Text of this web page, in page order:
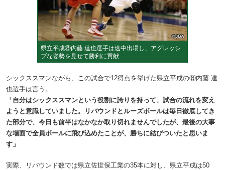
県立平成⑧内藤 達也選手は途中出場し、アグレッシ
ブな姿勢を見せて勝利に貢献
シックススマンながら、この試合で12得点を挙げた県立平成の⑧内藤 達
也選手は言う。
「自分はシックススマンという役割に誇りを持って、試合の流れを変え
ようと意識していました。リバウンドとルーズボールは毎日徹底してき
た部分で、今日も前半はなかなか取り切れませんでしたが、最後の大事
な場面で全員ボールに飛び込めたことが、勝ちに結びついたと思いま
す」
実際、リバウンド数では県立佐世保工業の35本に対し、県立平成は50